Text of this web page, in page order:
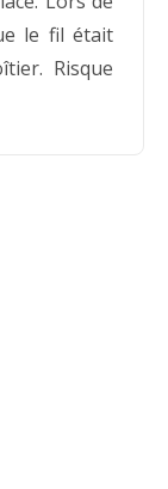
le fil était
Risque